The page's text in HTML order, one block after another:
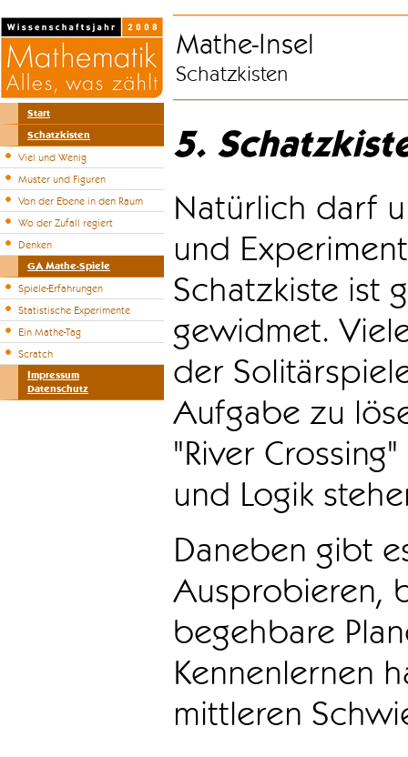
Start
Schatzkisten
Viel und Wenig
Muster und Figuren
Von der Ebene in den Raum
Wo der Zufall regiert
Denken
GA Mathe-Spiele
Spiele-Erfahrungen
Statistische Experimente
Ein Mathe-Tag
Scratch
Impressum
Datenschutz
Mathe-Insel
Schatzkisten
5.
Natürlich darf
und
Schatzkiste ist
gewidmet.
der
Aufgabe zu
"River
und Logik
Daneben gibt
Ausprobieren,
begehbare
Kennenlernen
mittleren